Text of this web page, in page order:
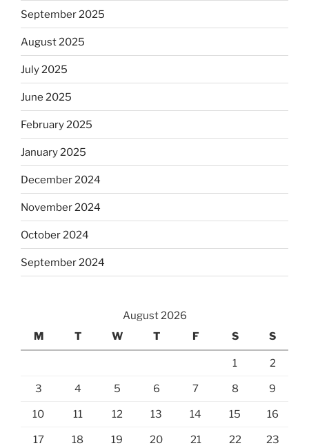
September 2025
August 2025
July 2025
June 2025
February 2025
January 2025
December 2024
November 2024
October 2024
September 2024
August 2026
M
T W T F S S
1 2
3 4 5 6 7 8 9
10 11 12 13 14 15 16
17 18 19 20 21 22 23